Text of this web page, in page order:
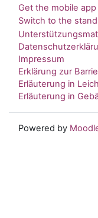
Get the mobile app
Switch to the
Impressum
Erklärung zur
Erläuterung in
Erläuterung in
Powered by